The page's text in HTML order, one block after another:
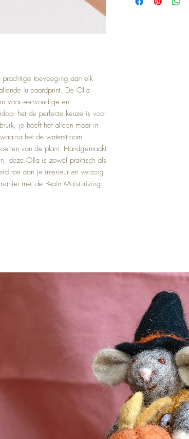
toevoeging aan elk
luipaardprint. De Olla
voor eenvoudige en
het de perfecte keuze is voor
je hoeft het alleen maar in
het de waterstroom
van de plant. Handgemaakt
deze Olla is zowel praktisch als
toe aan je interieur en verzorg
met de Pepin Moisturizing